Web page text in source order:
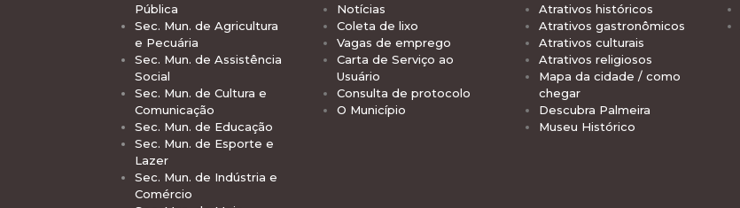
Pública
Sec. Mun. de Agricultura
e Pecuária
Sec. Mun. de Assistência
Social
Sec. Mun. de Cultura e
Comunicação
Sec. Mun. de Educação
Sec. Mun. de Esporte e
Lazer
Sec. Mun. de Indústria e
Comércio
Notícias
Coleta de lixo
Vagas de emprego
Carta de Serviço ao
Usuário
Consulta de protocolo
O Município
Atrativos históricos
Atrativos gastronômicos
Atrativos culturais
Atrativos religiosos
Mapa da cidade / como
chegar
Descubra Palmeira
Museu Histórico